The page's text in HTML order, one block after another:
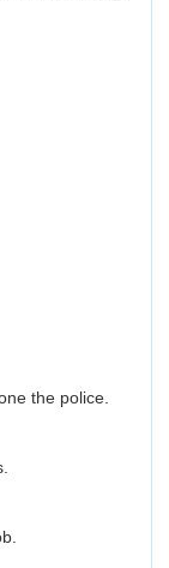
the police.